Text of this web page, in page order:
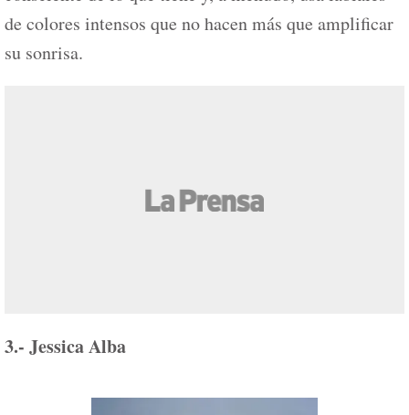
de colores intensos que no hacen más que amplificar
su sonrisa.
3.- Jessica Alba